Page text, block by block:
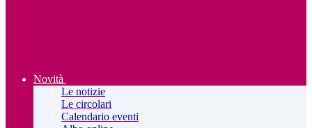
Novità
Le notizie
Le circolari
Calendario eventi